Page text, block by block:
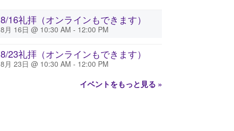
8/16礼拝（オンラインもできます）
8月 16日 @ 10:30 AM - 12:00 PM
8/23礼拝（オンラインもできます）
8月 23日 @ 10:30 AM - 12:00 PM
イベントをもっと見る »